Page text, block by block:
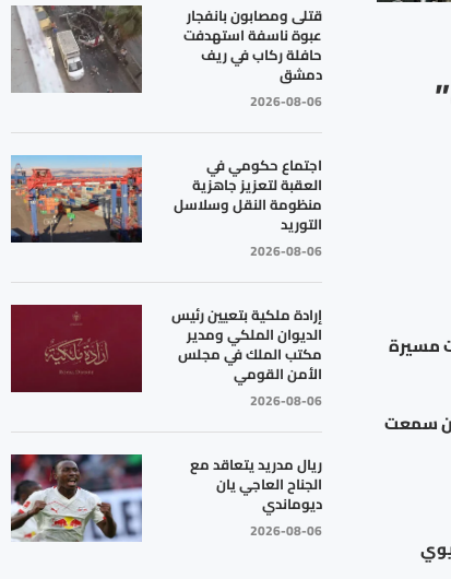
مسيرة
إن سمعت
قتلى ومصابون بانفجار
عبوة ناسفة استهدفت
حافلة ركاب في ريف
دمشق
2026-08-06
اجتماع حكومي في
العقبة لتعزيز جاهزية
منظومة النقل وسلاسل
التوريد
2026-08-06
إرادة ملكية بتعيين رئيس
الديوان الملكي ومدير
مكتب الملك في مجلس
الأمن القومي
2026-08-06
ريال مدريد يتعاقد مع
الجناح العاجي يان
ديوماندي
2026-08-06